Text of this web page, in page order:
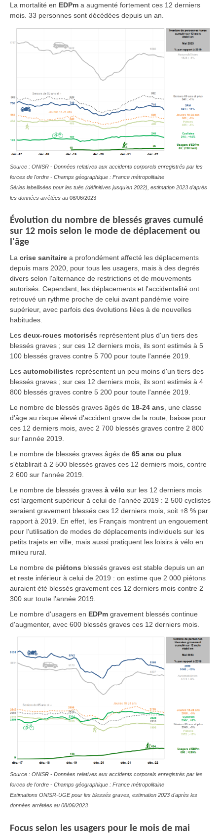
La mortalité en EDPm a augmenté fortement ces 12 derniers
mois. 33 personnes sont décédées depuis un an.
Source : ONISR - Données relatives aux accidents corporels enregistrés par les
forces de l'ordre - Champs géographique : France métropolitaine
Séries labellisées pour les tués (définitives jusqu'en 2022), estimation 2023 d'après
les données arrêtées au 08/06/2023
Évolution du nombre de blessés graves cumulé
sur 12 mois selon le mode de déplacement ou
l'âge
La crise sanitaire a profondément affecté les déplacements
depuis mars 2020, pour tous les usagers, mais à des degrés
divers selon l'alternance de restrictions et de mouvements
autorisés. Cependant, les déplacements et l'accidentalité ont
retrouvé un rythme proche de celui avant pandémie voire
supérieur, avec parfois des évolutions liées à de nouvelles
habitudes.
Les deux-roues motorisés représentent plus d'un tiers des
blessés graves ; sur ces 12 derniers mois, ils sont estimés à 5
100 blessés graves contre 5 700 pour toute l'année 2019.
Les automobilistes représentent un peu moins d'un tiers des
blessés graves ; sur ces 12 derniers mois, ils sont estimés à 4
800 blessés graves contre 5 200 pour toute l'année 2019.
Le nombre de blessés graves âgés de 18-24 ans, une classe
d'âge au risque élevé d'accident grave de la route, baisse pour
ces 12 derniers mois, avec 2 700 blessés graves contre 2 800
sur l'année 2019.
Le nombre de blessés graves âgés de 65 ans ou plus
s'établirait à 2 500 blessés graves ces 12 derniers mois, contre
2 600 sur l'année 2019.
Le nombre de blessés graves à vélo sur les 12 derniers mois
est largement supérieur à celui de l'année 2019 : 2 500 cyclistes
seraient gravement blessés ces 12 derniers mois, soit +8 % par
rapport à 2019. En effet, les Français montrent un engouement
pour l'utilisation de modes de déplacements individuels sur les
petits trajets en ville, mais aussi pratiquent les loisirs à vélo en
milieu rural.
Le nombre de piétons blessés graves est stable depuis un an
et reste inférieur à celui de 2019 : on estime que 2 000 piétons
auraient été blessés gravement ces 12 derniers mois contre 2
300 sur toute l'année 2019.
Le nombre d'usagers en EDPm gravement blessés continue
d'augmenter, avec 600 blessés graves ces 12 derniers mois.
Source : ONISR - Données relatives aux accidents corporels enregistrés par les
forces de l'ordre - Champs géographique : France métropolitaine
Estimations ONISR-UGE pour les blessés graves, estimation 2023 d'après les
données arrêtées au 08/06/2023
Focus selon les usagers pour le mois de mai